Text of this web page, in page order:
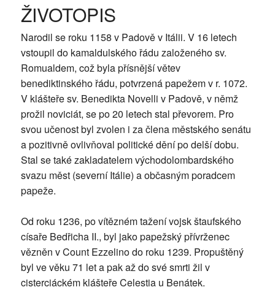
ŽIVOTOPIS
Narodil se roku 1158 v Padově v Itálii. V 16 letech
vstoupil do kamaldulského řádu založeného sv.
Romualdem, což byla přísnější větev
benediktinského řádu, potvrzená papežem v r. 1072.
V klášteře sv. Benedikta Novelli v Padově, v němž
prožil noviciát, se po 20 letech stal převorem. Pro
svou učenost byl zvolen i za člena městského senátu
a pozitivně ovlivňoval politické dění po delší dobu.
Stal se také zakladatelem východolombardského
svazu měst (severní Itálie) a občasným poradcem
papeže.
Od roku 1236, po vítězném tažení vojsk štaufského
císaře Bedřicha II., byl jako papežský přívrženec
vězněn v Count Ezzelino do roku 1239. Propuštěný
byl ve věku 71 let a pak až do své smrti žil v
cisterciáckém klášteře Celestia u Benátek.